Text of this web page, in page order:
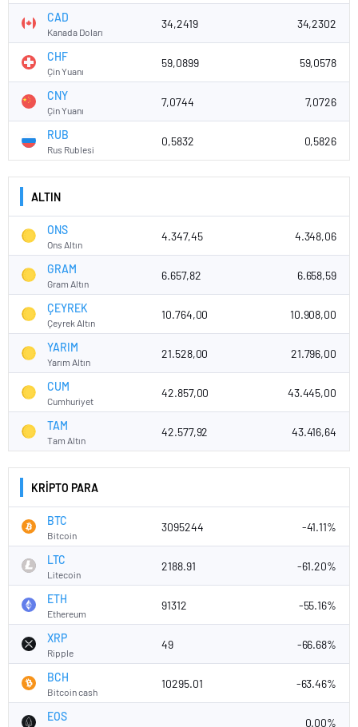
CAD
Kanada Doları
34,2419 34,2302
CHF
Çin Yuanı
59,0899 59,0578
CNY
Çin Yuanı
7,0744 7,0726
RUB
Rus Rublesi
0,5832 0,5826
ALTIN
ONS
Ons Altın
4.347,45 4.348,06
GRAM
Gram Altın
6.657,82 6.658,59
ÇEYREK
Çeyrek Altın
10.764,00 10.908,00
YARIM
Yarım Altın
21.528,00 21.796,00
CUM
Cumhuriyet
42.857,00 43.445,00
TAM
Tam Altın
42.577,92 43.416,64
KRİPTO PARA
BTC
Bitcoin
3095244 -41.11%
LTC
Litecoin
2188.91 -61.20%
ETH
Ethereum
91312 -55.16%
XRP
Ripple
49 -66.68%
BCH
Bitcoin cash
10295.01 -63.46%
EOS 0.00%